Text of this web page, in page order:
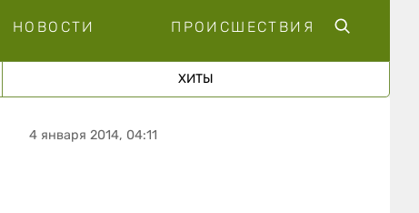
НОВОСТИ ПРОИСШЕСТВИЯ
ХИТЫ
4 января 2014, 04:11